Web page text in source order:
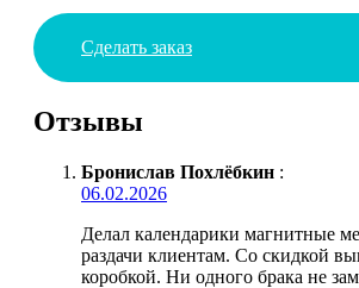
Сделать заказ
Отзывы
Бронислав Похлёбкин :
06.02.2026
Делал календарики магнитные
раздачи клиентам. Со скидкой
коробкой. Ни одного брака не